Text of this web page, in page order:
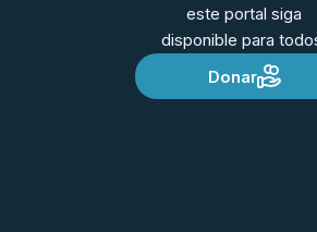
este portal siga
disponible para
Donar